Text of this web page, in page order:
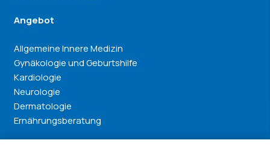
Angebot
Allgemeine Innere Medizin
Gynäkologie und Geburtshilfe
Kardiologie
Neurologie
Dermatologie
Ernährungsberatung